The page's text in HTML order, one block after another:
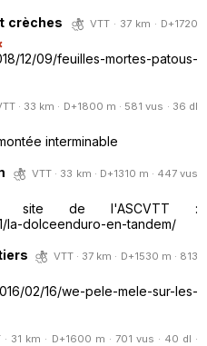
crèches
VTT · 37 km · D+1720
12/09/feuilles-mortes-patous-
· 33 km · D+1800 m · 581 vus · 36 dl
interminable
VTT · 33 km · D+1310 m · 447 vus
site de l'ASCVTT :
la-dolceenduro-en-tandem/
VTT · 37 km · D+1530 m · 813
02/16/we-pele-mele-sur-les-
· 31 km · D+1600 m · 701 vus · 40 dl ·